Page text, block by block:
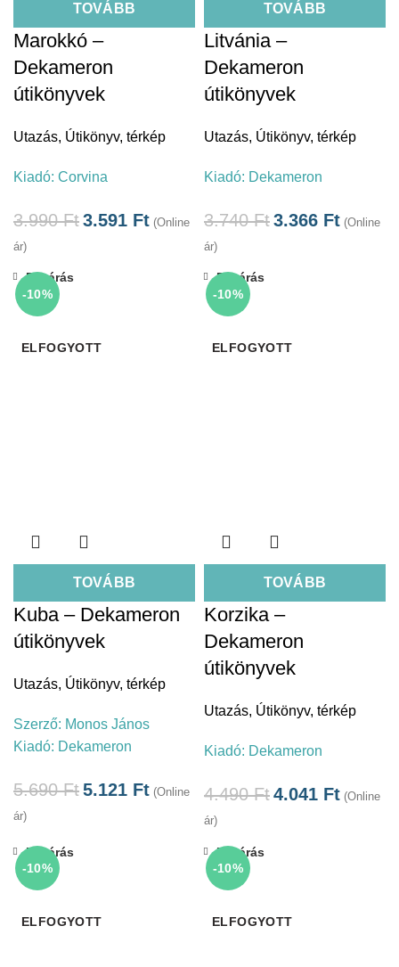
TOVÁBB
Marokkó –
Dekameron
útikönyvek
Utazás, Útikönyv, térkép
Kiadó: Corvina
3.990Ft3.591 Ft (Online
ár)
TOVÁBB
Litvánia –
Dekameron
útikönyvek
Utazás, Útikönyv, térkép
Kiadó: Dekameron
3.740Ft3.366 Ft (Online
ár)
-10%
ELFOGYOTT
TOVÁBB
Bezárás
Kuba – Dekameron
útikönyvek
Utazás, Útikönyv, térkép
Szerző: Monos János
Kiadó: Dekameron
5.690Ft5.121 Ft (Online
ár)
-10%
ELFOGYOTT
TOVÁBB
Bezárás
Korzika –
Dekameron
útikönyvek
Utazás, Útikönyv, térkép
Kiadó: Dekameron
4.490Ft4.041 Ft (Online
ár)
-10%
ELFOGYOTT
Bezárás
-10%
ELFOGYOTT
Bezárás